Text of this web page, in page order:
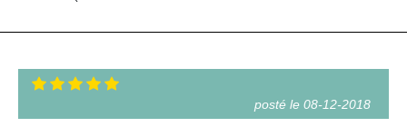
posté le 08-12-2018